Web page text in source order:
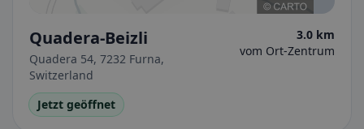
Quadera-Beizli
Quadera 54, 7232 Furna,
Switzerland
3.0 km
vom Ort-Zentrum
Jetzt geöffnet